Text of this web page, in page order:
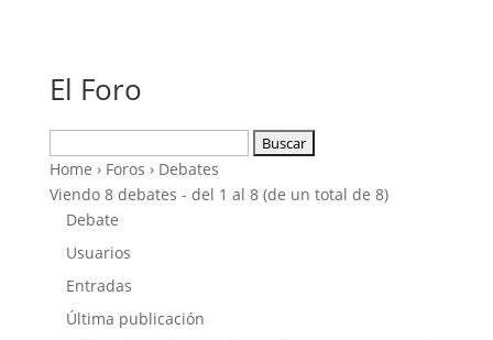
El Foro
Home › Foros › Debates
Viendo 8 debates - del 1 al 8 (de un total de 8)
Debate
Usuarios
Entradas
Última publicación